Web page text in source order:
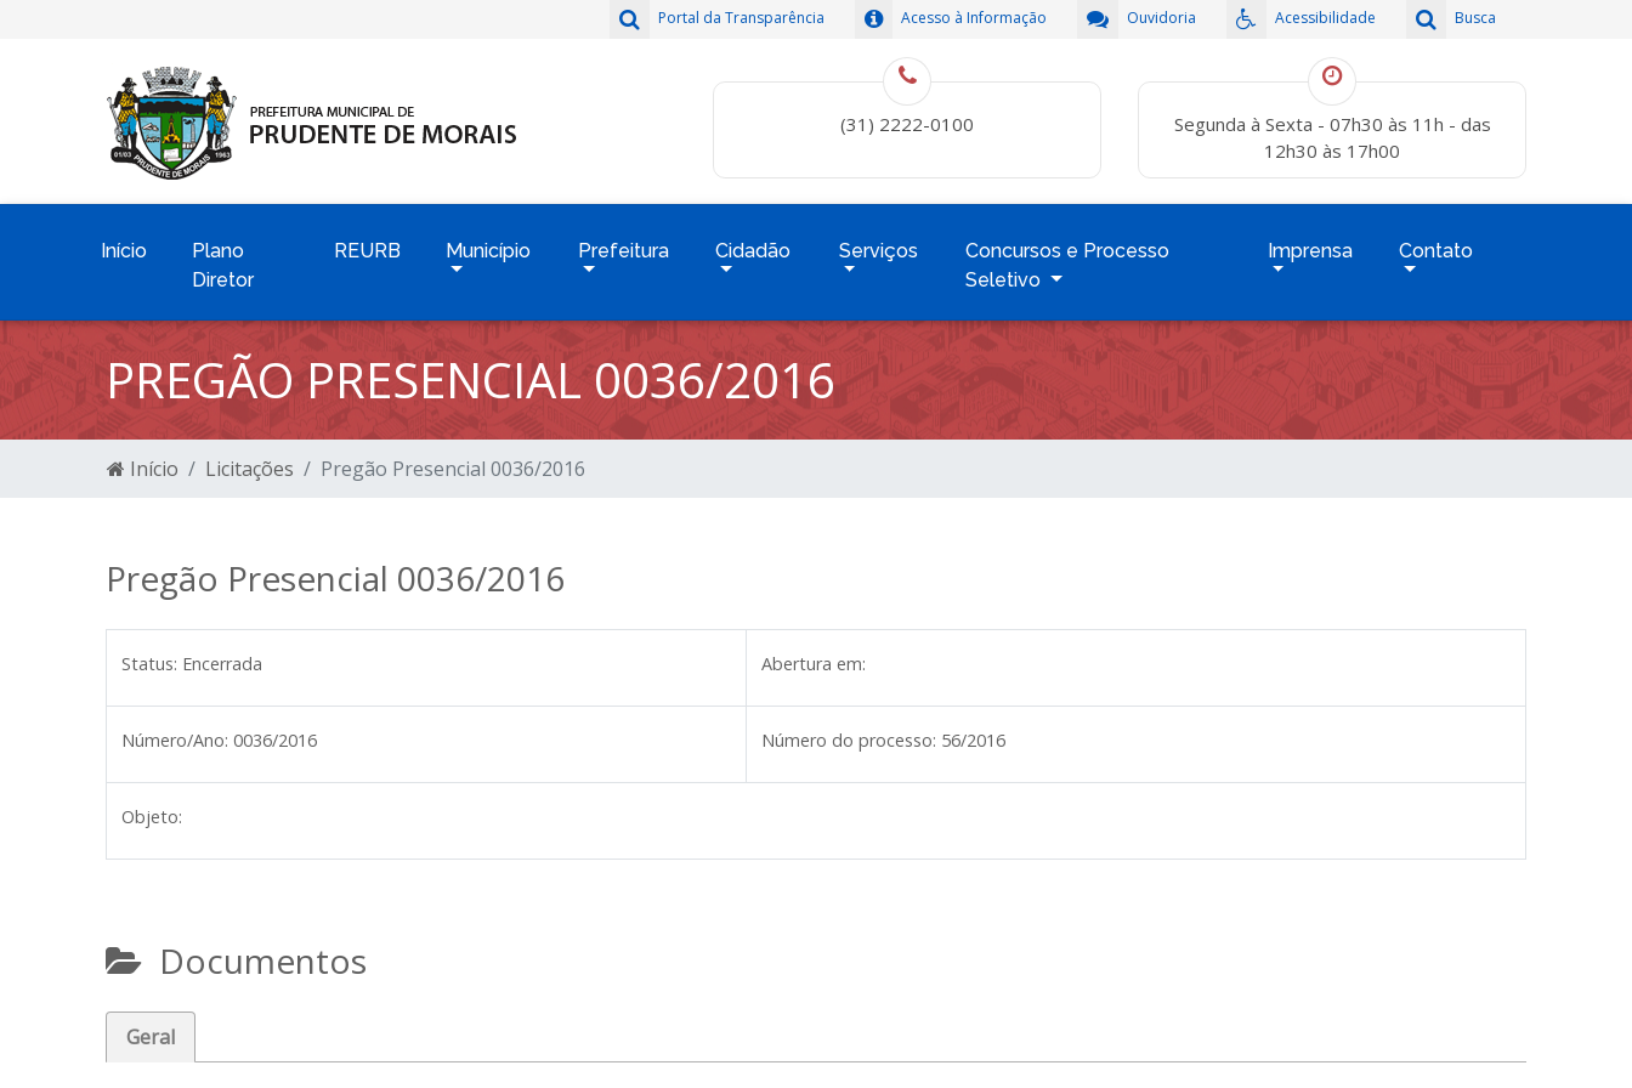
Busca
Acessibilidade
Ouvidoria
Acesso à Informação
Portal da Transparência
(31) 2222-0100
Segunda à Sexta - 07h30 às 11h - das
12h30 às 17h00
Início
Plano
Diretor
REURB Município Prefeitura Cidadão Serviços
Concursos e Processo
Seletivo
Imprensa Contato
PREGÃO PRESENCIAL 0036/2016
Início Licitações Pregão Presencial 0036/2016
Pregão Presencial 0036/2016
Status: Encerrada Abertura em:
Número/Ano: 0036/2016 Número do processo: 56/2016
Objeto:
Documentos
Geral